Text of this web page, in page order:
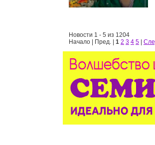
Новости 1 - 5 из 1204
Начало | Пред. | 1 2 3 4 5